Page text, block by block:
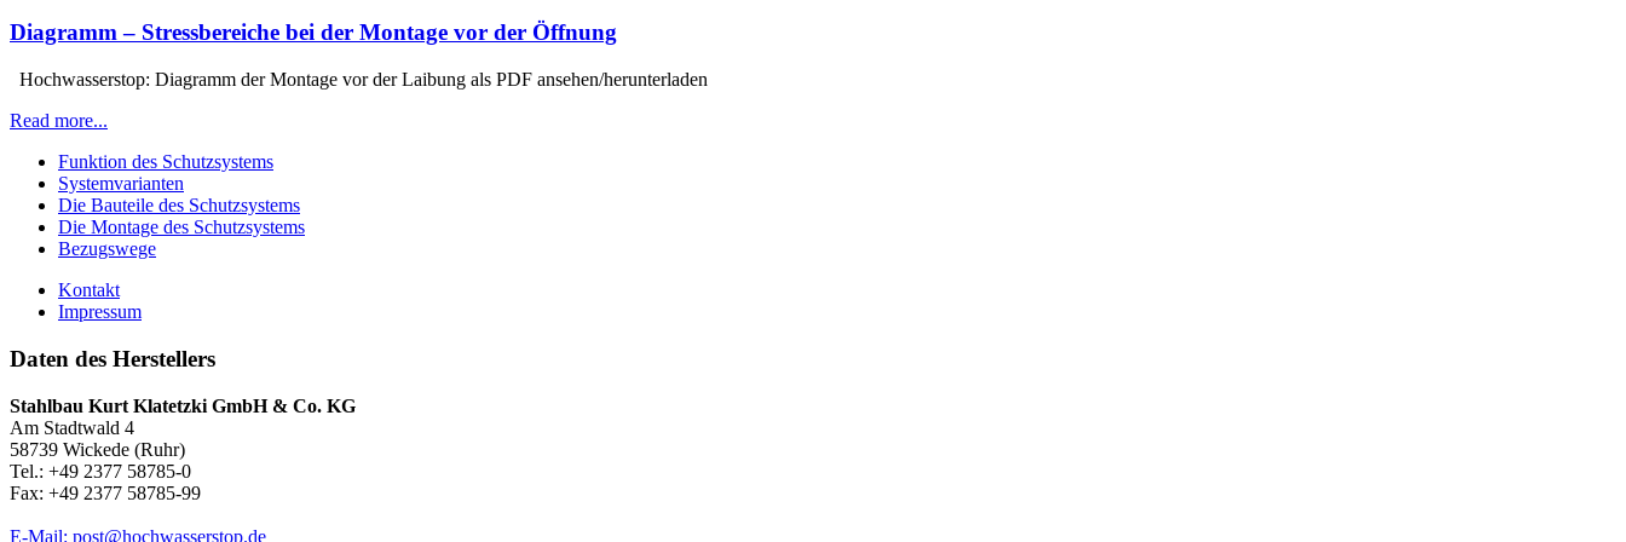
Diagramm – Stressbereiche bei der Montage vor der Öffnung
Hochwasserstop: Diagramm der Montage vor der Laibung als PDF ansehen/herunterladen
Read more...
Funktion des Schutzsystems
Systemvarianten
Die Bauteile des Schutzsystems
Die Montage des Schutzsystems
Bezugswege
Kontakt
Impressum
Daten des Herstellers
Stahlbau Kurt Klatetzki GmbH & Co. KG
Am Stadtwald 4
58739 Wickede (Ruhr)
Tel.: +49 2377 58785-0
Fax: +49 2377 58785-99
E-Mail: post@hochwasserstop.de